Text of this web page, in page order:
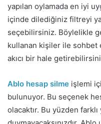
yapılan oylamada en iyi
içinde dilediğiniz filtreyi
seçebilirsiniz. Böylelikle
kullanan kişiler ile
akıcı bir hale
Ablo hesap silme işlemi
bulunuyor. Bu seçenek
olacaktır. Bu yüzden